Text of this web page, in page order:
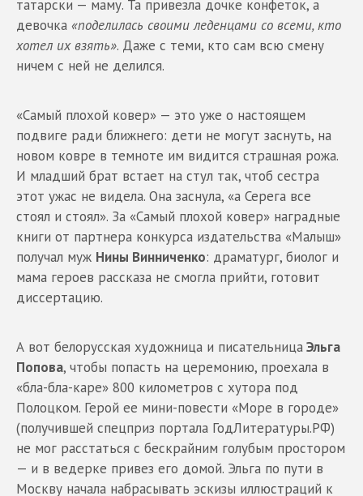
татарски — маму. Та привезла дочке конфеток, а
девочка «поделилась своими леденцами со всеми, кто
хотел их взять». Даже с теми, кто сам всю смену
ничем c ней не делился.
«Самый плохой ковер» — это уже о настоящем
подвиге ради ближнего: дети не могут заснуть, на
новом ковре в темноте им видится страшная рожа.
И младший брат встает на стул так, чтоб сестра
этот ужас не видела. Она заснула, «а Серега все
стоял и стоял». За «Самый плохой ковер» наградные
книги от партнера конкурса издательства «Малыш»
получал муж Нины Винниченко: драматург, биолог и
мама героев рассказа не смогла прийти, готовит
диссертацию.
А вот белорусская художница и писательницаЭльга
Попова, чтобы попасть на церемонию, проехала в
«бла-бла-каре» 800 километров с хутора под
Полоцком. Герой ее мини-повести «Море в городе»
(получившей спецприз портала ГодЛитературы.РФ)
не мог расстаться с бескрайним голубым простором
— и в ведерке привез его домой. Эльга по пути в
Москву начала набрасывать эскизы иллюстраций к